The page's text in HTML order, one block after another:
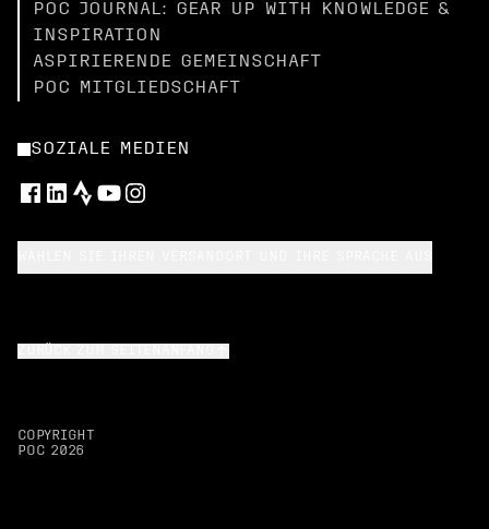
POC JOURNAL: GEAR UP WITH KNOWLEDGE &
INSPIRATION
ASPIRIERENDE GEMEINSCHAFT
POC MITGLIEDSCHAFT
SOZIALE MEDIEN
COPYRIGHT
POC 2026